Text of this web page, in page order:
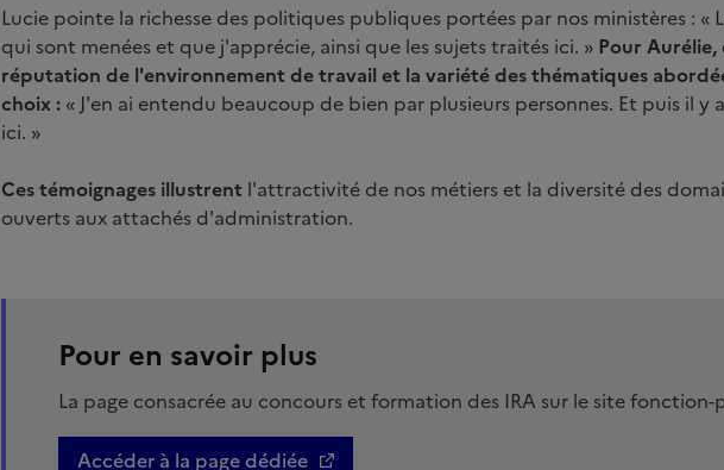
Lucie pointe la richesse des politiques publiques portées par nos ministères : «
qui sont menées et que j'apprécie, ainsi que les sujets traités ici. » Pour Aurélie,
réputation de l'environnement de travail et la variété des thématiques
choix : « J'en ai entendu beaucoup de bien par plusieurs personnes. Et puis il y
ici. »
Ces témoignages illustrent l'attractivité de nos métiers et la diversité des
ouverts aux attachés d'administration.
Pour en savoir plus
La page consacrée au concours et formation des IRA sur le site
Accéder à la page dédiée